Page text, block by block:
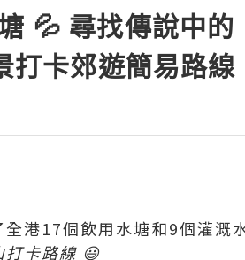
💦 尋找傳說中
打卡郊遊簡易路線
17個飲用水塘和9個灌溉水塘
打卡路線 😃